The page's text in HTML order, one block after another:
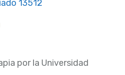
13512
por la Universidad